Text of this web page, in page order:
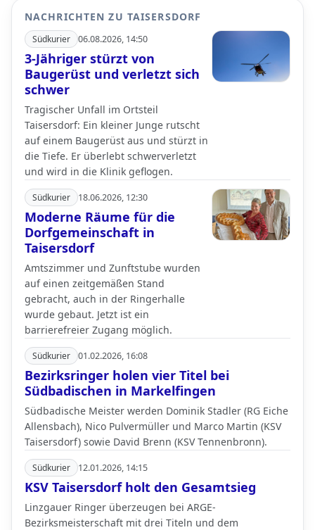
NACHRICHTEN ZU TAISERSDORF
Südkurier 06.08.2026, 14:50
3-Jähriger stürzt von
Baugerüst und verletzt sich
schwer
Tragischer Unfall im Ortsteil
Taisersdorf: Ein kleiner Junge rutscht
auf einem Baugerüst aus und stürzt in
die Tiefe. Er überlebt schwerverletzt
und wird in die Klinik geflogen.
Südkurier 18.06.2026, 12:30
Moderne Räume für die
Dorfgemeinschaft in
Taisersdorf
Amtszimmer und Zunftstube wurden
auf einen zeitgemäßen Stand
gebracht, auch in der Ringerhalle
wurde gebaut. Jetzt ist ein
barrierefreier Zugang möglich.
Südkurier 01.02.2026, 16:08
Bezirksringer holen vier Titel bei
Südbadischen in Markelfingen
Südbadische Meister werden Dominik Stadler (RG Eiche
Allensbach), Nico Pulvermüller und Marco Martin (KSV
Taisersdorf) sowie David Brenn (KSV Tennenbronn).
Südkurier 12.01.2026, 14:15
KSV Taisersdorf holt den Gesamtsieg
Linzgauer Ringer überzeugen bei ARGE-
Bezirksmeisterschaft mit drei Titeln und dem